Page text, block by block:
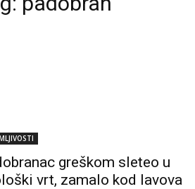
greškom sleteo u
vrt, zamalo kod lavova